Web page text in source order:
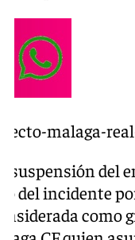
malaga-
suspensión del
del incidente
como